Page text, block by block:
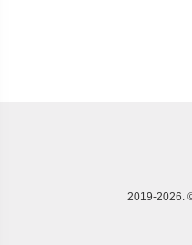
2019-2026.